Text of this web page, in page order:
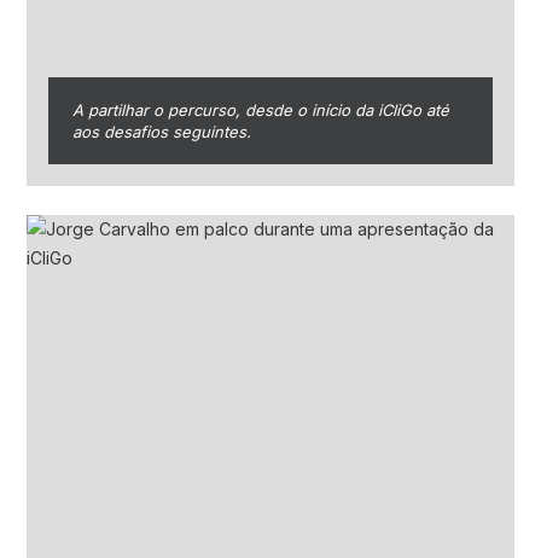
A partilhar o percurso, desde o início da iCliGo até
aos desafios seguintes.